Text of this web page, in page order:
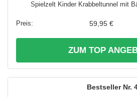
Spielzelt Kinder Krabbeltunnel mit
59,95 €
ZUM TOP